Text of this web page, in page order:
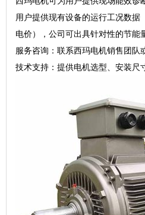
用户提供现有设备的运行工况数据
电价），公司可出具针对性的节能
服务咨询：联系西玛电机销售团队
技术支持：提供电机选型、安装尺